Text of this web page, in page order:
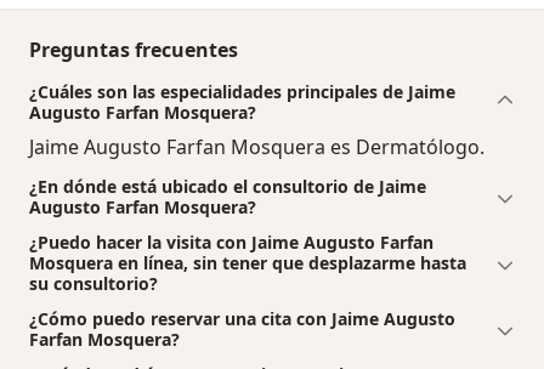
Preguntas frecuentes
¿Cuáles son las especialidades principales de Jaime
Augusto Farfan Mosquera?
Jaime Augusto Farfan Mosquera es Dermatólogo.
¿En dónde está ubicado el consultorio de Jaime
Augusto Farfan Mosquera?
¿Puedo hacer la visita con Jaime Augusto Farfan
Mosquera en línea, sin tener que desplazarme hasta
su consultorio?
¿Cómo puedo reservar una cita con Jaime Augusto
Farfan Mosquera?